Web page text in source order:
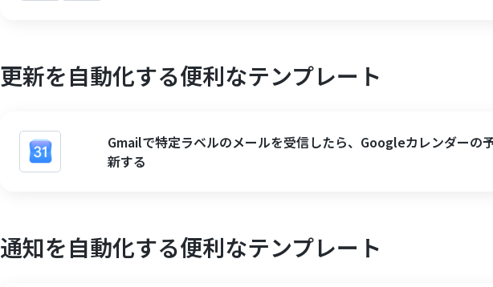
更新を自動化する便利なテンプレート
Gmailで特定ラベルのメールを受信したら、Googleカレンダーの
新する
通知を自動化する便利なテンプレート